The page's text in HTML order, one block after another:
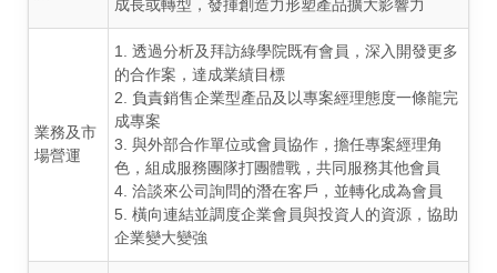
成長或轉型，發揮創造力形塑產品擴大影響力
業務及市
場營運
1. 透過分析及拜訪綠學院既有會員，深入開發更多
的合作案，達成業績目標
2. 負責銷售企業型產品及以專案經理態度一條龍完
成專案
3. 與外部合作單位或會員協作，擔任專案經理角
色，組成服務團隊打團體戰，共同服務其他會員
4. 洽談來公司詢問的潛在客戶，並轉化成為會員
5. 橫向連結並調度企業會員與投資人的資源，協助
企業變大變強